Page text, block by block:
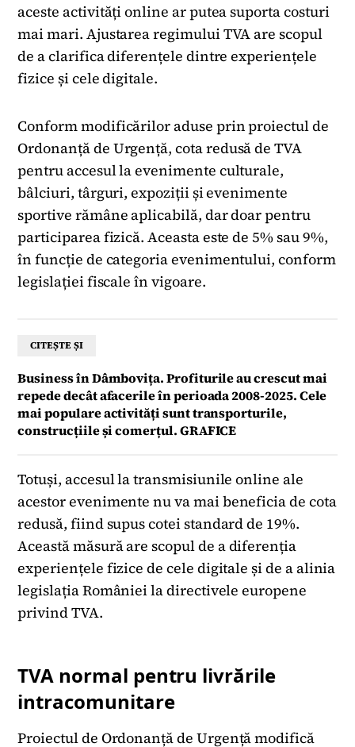
aceste activități online ar putea suporta costuri
mai mari. Ajustarea regimului TVA are scopul
de a clarifica diferențele dintre experiențele
fizice și cele digitale.
Conform modificărilor aduse prin proiectul de
Ordonanță de Urgență, cota redusă de TVA
pentru accesul la evenimente culturale,
bâlciuri, târguri, expoziții și evenimente
sportive rămâne aplicabilă, dar doar pentru
participarea fizică. Aceasta este de 5% sau 9%,
în funcție de categoria evenimentului, conform
legislației fiscale în vigoare.
CITEȘTE ȘI
Business în Dâmbovița. Profiturile au crescut mai
repede decât afacerile în perioada 2008-2025. Cele
mai populare activități sunt transporturile,
construcțiile și comerțul. GRAFICE
Totuși, accesul la transmisiunile online ale
acestor evenimente nu va mai beneficia de cota
redusă, fiind supus cotei standard de 19%.
Această măsură are scopul de a diferenția
experiențele fizice de cele digitale și de a alinia
legislația României la directivele europene
privind TVA.
TVA normal pentru livrările
intracomunitare
Proiectul de Ordonanță de Urgență modifică